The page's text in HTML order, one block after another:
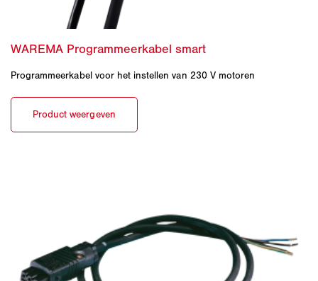
Programmeerkabel voor het instellen van 230 V motoren